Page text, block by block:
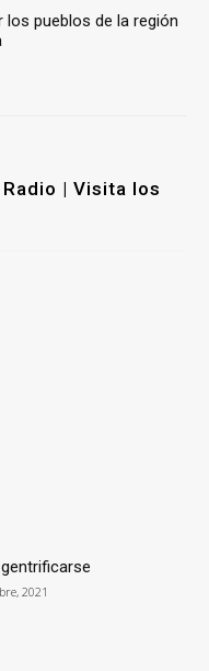
los pueblos de la región
| Visita los
2021